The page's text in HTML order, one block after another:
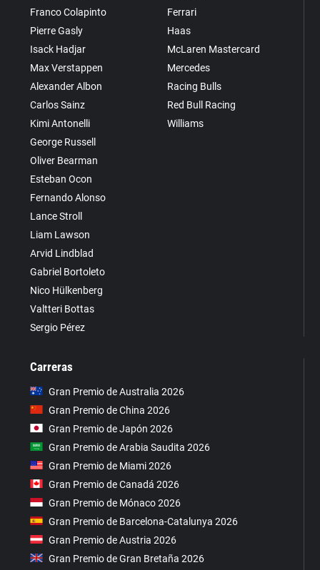
Franco Colapinto
Pierre Gasly
Isack Hadjar
Max Verstappen
Alexander Albon
Carlos Sainz
Kimi Antonelli
George Russell
Oliver Bearman
Esteban Ocon
Fernando Alonso
Lance Stroll
Liam Lawson
Arvid Lindblad
Gabriel Bortoleto
Nico Hülkenberg
Valtteri Bottas
Sergio Pérez
Ferrari
Haas
McLaren Mastercard
Mercedes
Racing Bulls
Red Bull Racing
Williams
Carreras
Gran Premio de Australia 2026
Gran Premio de China 2026
Gran Premio de Japón 2026
Gran Premio de Arabia Saudita 2026
Gran Premio de Miami 2026
Gran Premio de Canadá 2026
Gran Premio de Mónaco 2026
Gran Premio de Barcelona-Catalunya 2026
Gran Premio de Austria 2026
Gran Premio de Gran Bretaña 2026